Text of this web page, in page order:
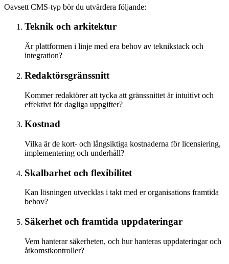
Oavsett CMS-typ bör du utvärdera följande:
Teknik och arkitektur
Är plattformen i linje med era behov av teknikstack och
integration?
Redaktörsgränssnitt
Kommer redaktörer att tycka att gränssnittet är intuitivt och
effektivt för dagliga uppgifter?
Kostnad
Vilka är de kort- och långsiktiga kostnaderna för licensiering,
implementering och underhåll?
Skalbarhet och flexibilitet
Kan lösningen utvecklas i takt med er organisations framtida
behov?
Säkerhet och framtida uppdateringar
Vem hanterar säkerheten, och hur hanteras uppdateringar och
åtkomstkontroller?